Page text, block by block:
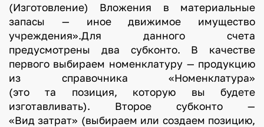
(Изготовление) Вложения в материальные
запасы — иное движимое имущество
учреждения».Для данного счета
предусмотрены два субконто. В качестве
первого выбираем номенклатуру — продукцию
из справочника «Номенклатура»
(это та позиция, которую вы будете
изготавливать). Второе субконто —
«Вид затрат» (выбираем или создаем позицию,